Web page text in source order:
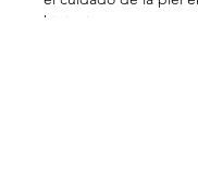
higiénicamente